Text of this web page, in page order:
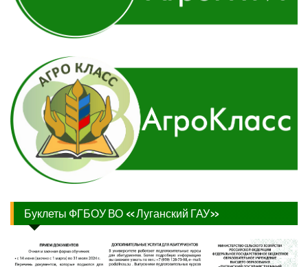
Буклеты ФГБОУ ВО «Луганский ГАУ»